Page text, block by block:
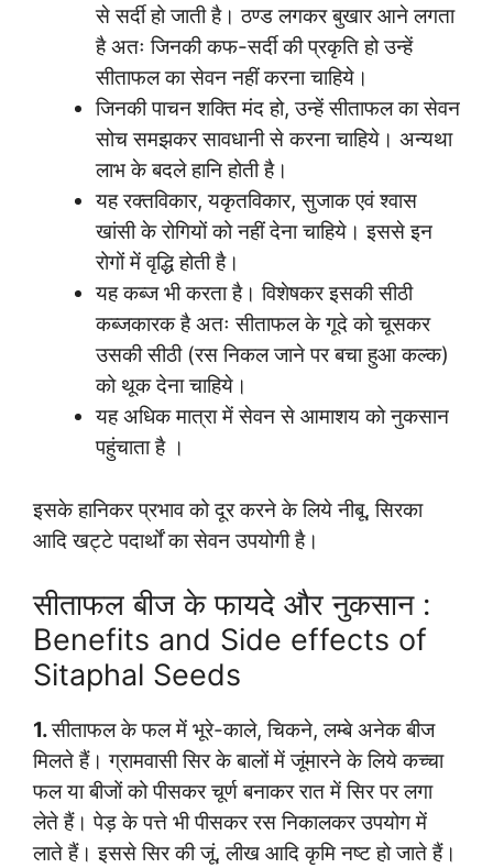
से सर्दी हो जाती है। ठण्ड लगकर बुखार आने लगता
है अतः जिनकी कफ-सर्दी की प्रकृति हो उन्हें
सीताफल का सेवन नहीं करना चाहिये।
जिनकी पाचन शक्ति मंद हो, उन्हें सीताफल का सेवन
सोच समझकर सावधानी से करना चाहिये। अन्यथा
लाभ के बदले हानि होती है।
यह रक्तविकार, यकृतविकार, सुजाक एवं श्वास
खांसी के रोगियों को नहीं देना चाहिये। इससे इन
रोगों में वृद्धि होती है।
यह कब्ज भी करता है। विशेषकर इसकी सीठी
कब्जकारक है अतः सीताफल के गूदे को चूसकर
उसकी सीठी (रस निकल जाने पर बचा हुआ कल्क)
को थूक देना चाहिये।
यह अधिक मात्रा में सेवन से आमाशय को नुकसान
पहुंचाता है ।
इसके हानिकर प्रभाव को दूर करने के लिये नीबू, सिरका
आदि खट्टे पदार्थों का सेवन उपयोगी है।
सीताफल बीज के फायदे और नुकसान :
Benefits and Side effects of
Sitaphal Seeds
1.सीताफल के फल में भूरे-काले, चिकने, लम्बे अनेक बीज
मिलते हैं। ग्रामवासी सिर के बालों में जूंमारने के लिये कच्चा
फल या बीजों को पीसकर चूर्ण बनाकर रात में सिर पर लगा
लेते हैं। पेड़ के पत्ते भी पीसकर रस निकालकर उपयोग में
लाते हैं। इससे सिर की जूं, लीख आदि कृमि नष्ट हो जाते हैं।